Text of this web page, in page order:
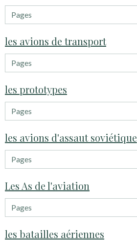
les avions de transport
les prototypes
les avions d'assaut soviétique
Les As de l'aviation
les batailles aériennes